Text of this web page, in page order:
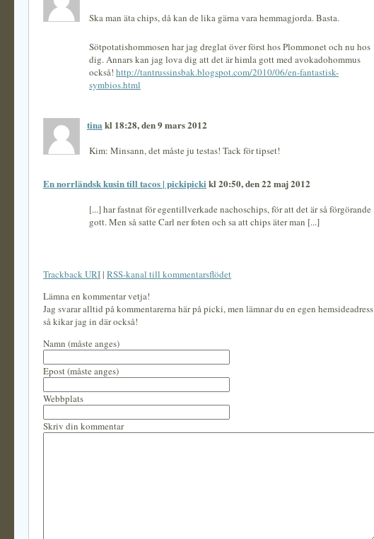
Ska man äta chips, då kan de lika gärna vara hemmagjorda. Basta.
Sötpotatishommosen har jag dreglat över först hos Plommonet och nu hos
dig. Annars kan jag lova dig att det är himla gott med avokadohommus
också! http://tantrussinsbak.blogspot.com/2010/06/en-fantastisk-
symbios.html
tina kl 18:28, den 9 mars 2012
Kim: Minsann, det måste ju testas! Tack för tipset!
En norrländsk kusin till tacos | pickipicki kl 20:50, den 22 maj 2012
[...] har fastnat för egentillverkade nachoschips, för att det är så förgörande
gott. Men så satte Carl ner foten och sa att chips äter man [...]
Trackback URI| RSS-kanal till kommentarsflödet
Lämna en kommentar vetja!
Jag svarar alltid på kommentarerna här på picki, men lämnar du en egen hemsideadress
så kikar jag in där också!
Namn (måste anges)
Epost (måste anges)
Webbplats
Skriv din kommentar